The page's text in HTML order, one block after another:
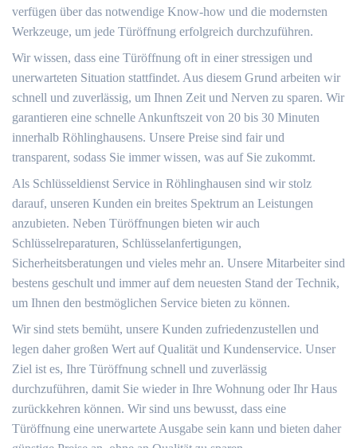
verfügen über das notwendige Know-how und die modernsten
Werkzeuge, um jede Türöffnung erfolgreich durchzuführen.
Wir wissen, dass eine Türöffnung oft in einer stressigen und
unerwarteten Situation stattfindet. Aus diesem Grund arbeiten wir
schnell und zuverlässig, um Ihnen Zeit und Nerven zu sparen. Wir
garantieren eine schnelle Ankunftszeit von 20 bis 30 Minuten
innerhalb Röhlinghausens. Unsere Preise sind fair und
transparent, sodass Sie immer wissen, was auf Sie zukommt.
Als Schlüsseldienst Service in Röhlinghausen sind wir stolz
darauf, unseren Kunden ein breites Spektrum an Leistungen
anzubieten. Neben Türöffnungen bieten wir auch
Schlüsselreparaturen, Schlüsselanfertigungen,
Sicherheitsberatungen und vieles mehr an. Unsere Mitarbeiter sind
bestens geschult und immer auf dem neuesten Stand der Technik,
um Ihnen den bestmöglichen Service bieten zu können.
Wir sind stets bemüht, unsere Kunden zufriedenzustellen und
legen daher großen Wert auf Qualität und Kundenservice. Unser
Ziel ist es, Ihre Türöffnung schnell und zuverlässig
durchzuführen, damit Sie wieder in Ihre Wohnung oder Ihr Haus
zurückkehren können. Wir sind uns bewusst, dass eine
Türöffnung eine unerwartete Ausgabe sein kann und bieten daher